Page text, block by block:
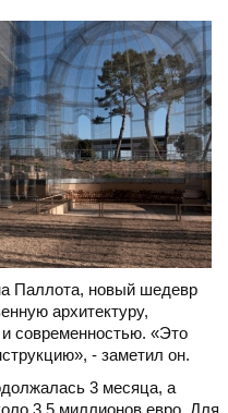
Паллота, новый шедевр
архитектуру,
современностью. «Это
- заметил он.
3 месяца, а